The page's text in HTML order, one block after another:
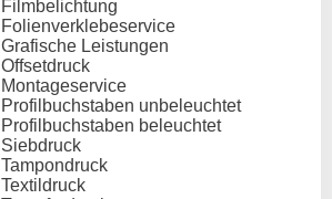
Filmbelichtung
Folienverklebeservice
Grafische Leistungen
Offsetdruck
Montageservice
Profilbuchstaben unbeleuchtet
Profilbuchstaben beleuchtet
Siebdruck
Tampondruck
Textildruck